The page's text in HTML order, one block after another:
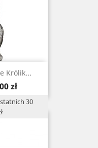
Królik...
zł
30